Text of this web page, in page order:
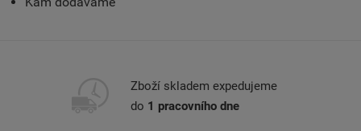
Zboží skladem expedujeme
do 1 pracovního dne